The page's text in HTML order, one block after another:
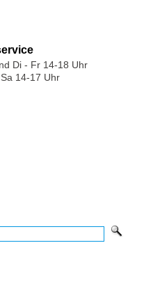
Di - Fr 14-18 Uhr
14-17 Uhr